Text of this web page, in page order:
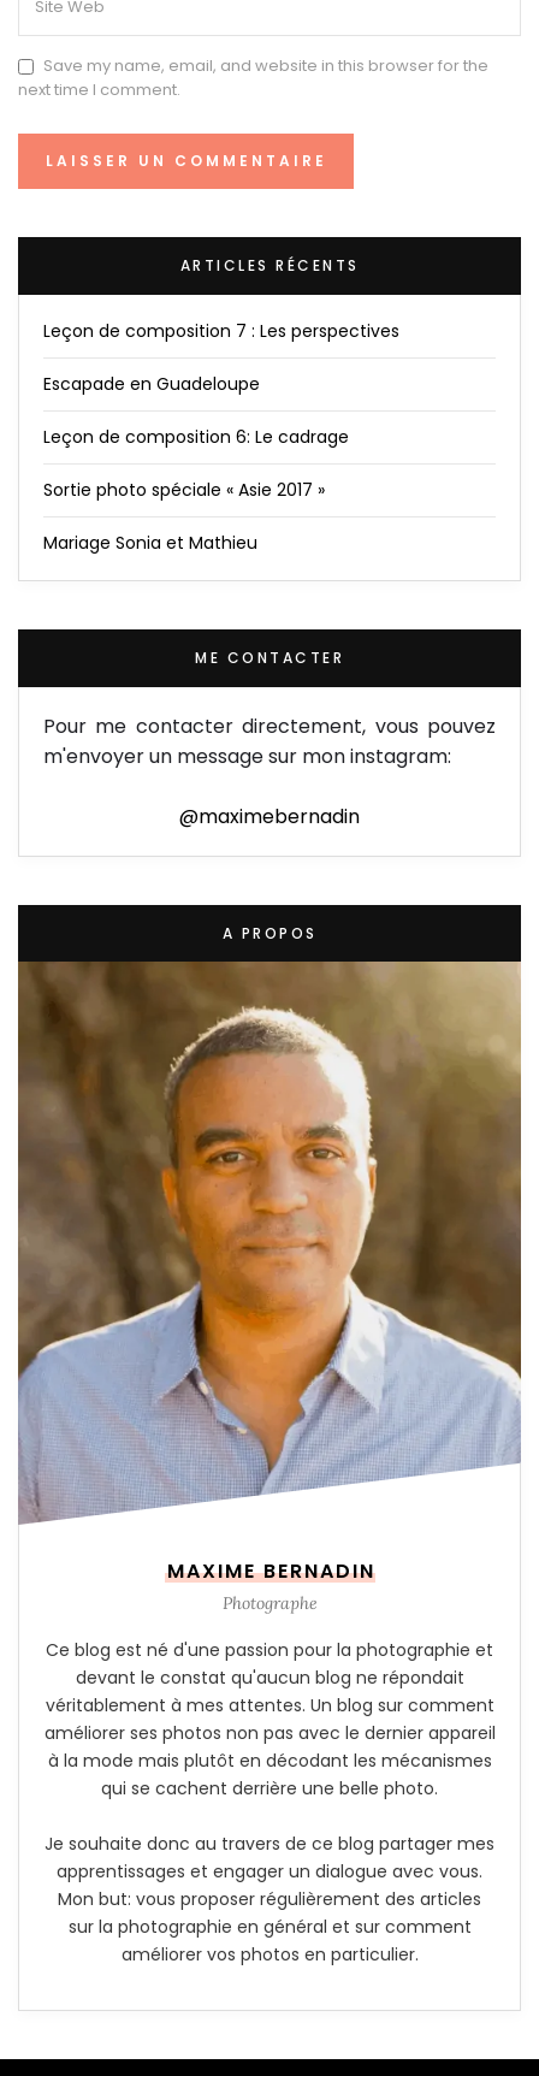
Save my name, email, and website in this browser for the
next time I comment.
ARTICLES RÉCENTS
Leçon de composition 7 : Les perspectives
Escapade en Guadeloupe
Leçon de composition 6: Le cadrage
Sortie photo spéciale « Asie 2017 »
Mariage Sonia et Mathieu
ME CONTACTER
Pour me contacter directement, vous pouvez
m'envoyer un message sur mon instagram:
@maximebernadin
A PROPOS
MAXIME BERNADIN
Photographe
Ce blog est né d'une passion pour la photographie et
devant le constat qu'aucun blog ne répondait
véritablement à mes attentes. Un blog sur comment
améliorer ses photos non pas avec le dernier appareil
à la mode mais plutôt en décodant les mécanismes
qui se cachent derrière une belle photo.
Je souhaite donc au travers de ce blog partager mes
apprentissages et engager un dialogue avec vous.
Mon but: vous proposer régulièrement des articles
sur la photographie en général et sur comment
améliorer vos photos en particulier.